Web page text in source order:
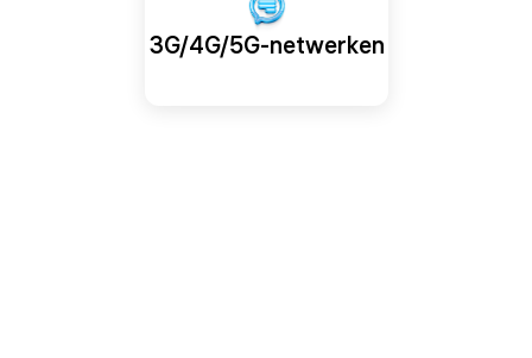
3G/4G/5G-netwerken